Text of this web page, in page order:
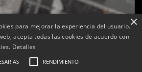
×
para mejorar la experiencia del usuario.
acepta todas las cookies de acuerdo con
Detalles
RENDIMIENTO